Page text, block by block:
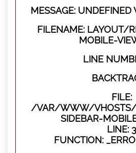
MESSAGE: UNDEFINED
FILENAME: LAYOUT/
MOBILE-
LINE
FILE:
/VAR/WWW/VHOSTS/
SIDEBAR-
LINE: 3
FUNCTION: